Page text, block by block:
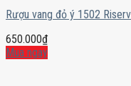
Rượu vang đỏ ý 1502
650.000₫
Mua ngay